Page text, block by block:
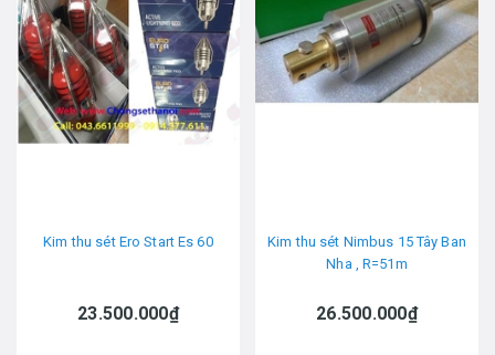
Kim thu sét Ero Start Es 60
23.500.000₫
Kim thu sét Nimbus 15 Tây Ban
Nha , R=51m
26.500.000₫